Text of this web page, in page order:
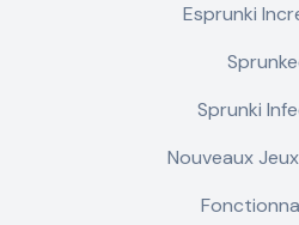
Esprunki
Sprunki
Nouveaux